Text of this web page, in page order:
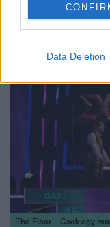
Data Deletion
millió forintot
The Floor - Csak egy